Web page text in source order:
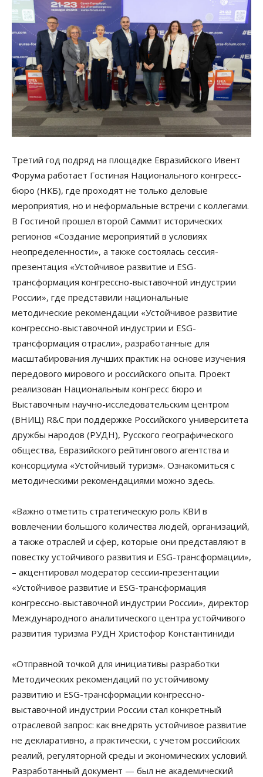
Третий год подряд на площадке Евразийского Ивент
Форума работает Гостиная Национального конгресс-
бюро (НКБ), где проходят не только деловые
мероприятия, но и неформальные встречи с коллегами.
В Гостиной прошел второй Саммит исторических
регионов «Создание мероприятий в условиях
неопределенности», а также состоялась сессия-
презентация «Устойчивое развитие и ESG-
трансформация конгрессно-выставочной индустрии
России», где представили национальные
методические рекомендации «Устойчивое развитие
конгрессно-выставочной индустрии и ESG-
трансформация отрасли», разработанные для
масштабирования лучших практик на основе изучения
передового мирового и российского опыта. Проект
реализован Национальным конгресс бюро и
Выставочным научно-исследовательским центром
(ВНИЦ) R&C при поддержке Российского университета
дружбы народов (РУДН), Русского географического
общества, Евразийского рейтингового агентства и
консорциума «Устойчивый туризм». Ознакомиться с
методическими рекомендациями можно здесь.
«Важно отметить стратегическую роль КВИ в
вовлечении большого количества людей, организаций,
а также отраслей и сфер, которые они представляют в
повестку устойчивого развития и ESG-трансформации»,
– акцентировал модератор сессии-презентации
«Устойчивое развитие и ESG-трансформация
конгрессно-выставочной индустрии России», директор
Международного аналитического центра устойчивого
развития туризма РУДН Христофор Константиниди
«Отправной точкой для инициативы разработки
Методических рекомендаций по устойчивому
развитию и ESG-трансформации конгрессно-
выставочной индустрии России стал конкретный
отраслевой запрос: как внедрять устойчивое развитие
не декларативно, а практически, с учетом российских
реалий, регуляторной среды и экономических условий.
Разработанный документ — был не академический